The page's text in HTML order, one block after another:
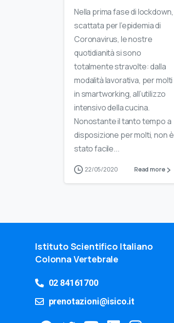
Nella prima fase di lockdown,
scattata per l’epidemia di
Coronavirus, le nostre
quotidianità si sono
totalmente stravolte: dalla
modalità lavorativa, per molti
in smartworking, all’utilizzo
intensivo della cucina.
Nonostante il tanto tempo a
disposizione per molti, non è
stato facile...
22/05/2020 Read more
Istituto Scientifico Italiano
Colonna Vertebrale
02 84161700
prenotazioni@isico.it